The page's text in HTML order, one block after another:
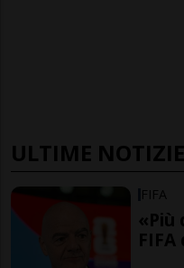
ULTIME
FIFA
«Più